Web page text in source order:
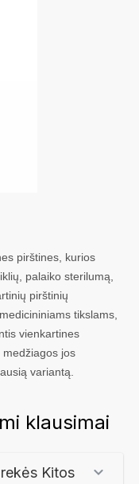
pirštines, kurios
palaiko sterilumą,
pirštinių
tikslams,
vienkartines
jos
variantą.
klausimai
Kitos